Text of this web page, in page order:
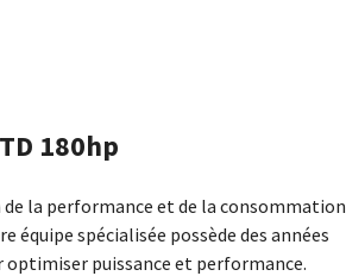
180hp
la performance et de la consommation
équipe spécialisée possède des années
optimiser puissance et performance.